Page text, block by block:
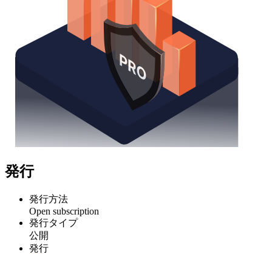
発行
発行方法
Open subscription
発行タイプ
公開
発行